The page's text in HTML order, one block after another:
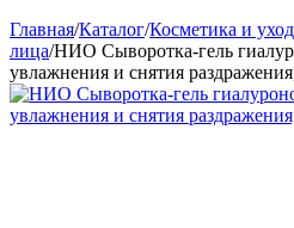
Главная/Каталог/Косметика и уход
лица/НИО Сыворотка-гель
увлажнения и снятия